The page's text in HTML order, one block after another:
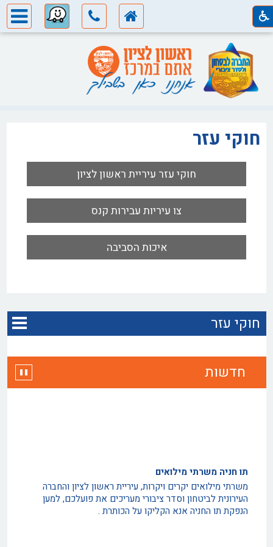
חוקי עזר
חוקי עזר עיריית ראשון לציון
צו עיריות עבירות קנס
איכות הסביבה
חוקי עזר
חדשות
תו חניה משרתי מילואים
משרתי מילואים יקרים ויקרות, עיריית ראשון לציון והחברה
העירונית לביטחון וסדר ציבורי מעריכים את פועלכם, למען
הנפקת תו החניה אנא הקליקו על הכותרת .